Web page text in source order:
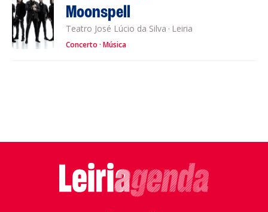
Moonspell
Teatro José Lúcio da Silva · Leiria
Concerto Música